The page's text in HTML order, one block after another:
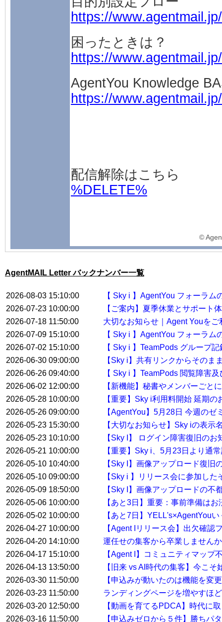
https://
困ったときは？
https://
AgentYou Knowledge
https://
配信解除はこちら
%DELETE%
©
AgentMAIL Letter バックナンバー一覧
2026-08-03 15:10:00
【 Sky i 】AgentYou フォーラ
2026-07-23 10:00:00
【ご案内】夏季休業とサポート
2026-07-18 11:50:00
大切なお知らせ｜Agent Youを
2026-07-09 15:10:00
【 Sky i 】AgentYou フォーラ
2026-07-02 15:10:00
【 Sky i 】TeamPods グループ
2026-06-30 09:00:00
【Sky i】共有リンクからそのま
2026-06-26 09:40:00
【 Sky i 】TeamPods 閲覧障害
2026-06-02 12:00:00
【新機能】秘書やメンバーごと
2026-05-28 10:00:00
【重要】Sky i利用料開始 延期の
2026-05-26 09:00:00
【AgentYou】5月28日 今週の
2026-05-23 15:30:00
【大切なお知らせ】Sky iの表示
2026-05-23 10:10:00
【Sky I】 ログイン障害復旧のお
2026-05-21 10:00:00
【重要】Sky i、5月23日より通
2026-05-10 10:40:00
【Sky I】画像アップロード復旧
2026-05-10 09:00:00
【Sky i 】リリース会に参加し
2026-05-09 18:50:00
【Sky I】画像アップロードの不
2026-05-06 10:00:00
【あと3日】重要：事前準備は
2026-05-02 10:00:00
【あと7日】YELL's×AgentYou
2026-04-27 10:00:00
【Agent Iリリース会】出欠確認
2026-04-20 14:10:00
運任せの集客から卒業しません
2026-04-17 15:10:00
【Agent I】コミュニティマップ
2026-04-13 13:50:00
【旧来 vs AI時代の集客】今こ
2026-03-30 11:50:00
【申込みが動いたのは機能を変
2026-03-23 11:50:00
ランディングページを増やすほ
2026-03-20 12:50:00
【動画を育てるPDCA】時代に
2026-03-16 11:50:00
【申込みゼロから５件】勝ちパ